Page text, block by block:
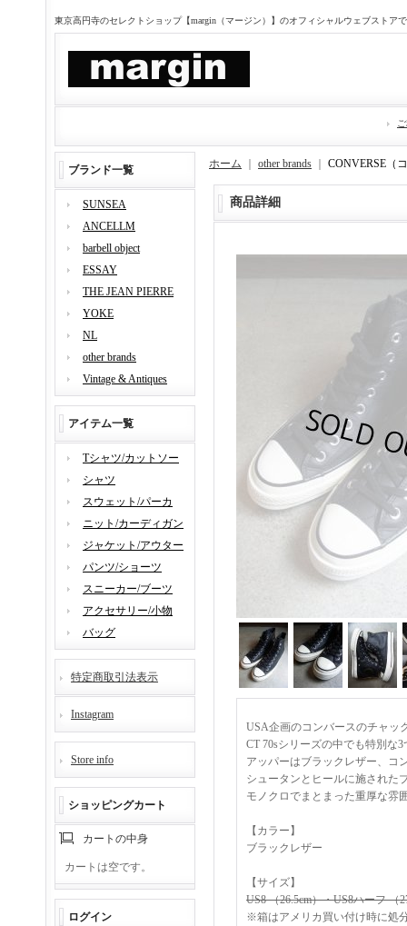
東京高円寺のセレクトショップ【margin（マージン）】のオフィシャルウェブストア
ブランド一覧
SUNSEA
ANCELLM
barbell object
ESSAY
THE JEAN PIERRE
YOKE
NL
other brands
Vintage & Antiques
アイテム一覧
Tシャツ/カットソー
シャツ
スウェット/パーカ
ニット/カーディガン
ジャケット/アウター
パンツ/ショーツ
スニーカー/ブーツ
アクセサリー/小物
バッグ
特定商取引法表示
Instagram
Store info
ショッピングカート
カートの中身
カートは空です。
ログイン
ホーム other brands CONVERSE（
商品詳細
USA企画のコンバースのチャッ
CT 70sシリーズの中でも特別な3
アッパーはブラックレザー、コ
シュータンとヒールに施された
モノクロでまとまった重厚な雰
【カラー】
ブラックレザー
【サイズ】
US8 （26.5cm）・US8ハーフ （
※箱はアメリカ買い付け時に処